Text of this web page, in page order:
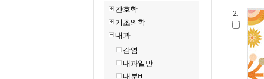
간호학
기초의학
내과
감염
내과일반
내분비
2.